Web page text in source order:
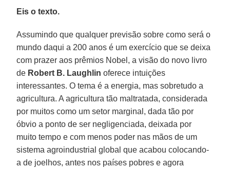
Eis o texto.
Assumindo que qualquer previsão sobre como será o
mundo daqui a 200 anos é um exercício que se deixa
com prazer aos prêmios Nobel, a visão do novo livro
de Robert B. Laughlin oferece intuições
interessantes. O tema é a energia, mas sobretudo a
agricultura. A agricultura tão maltratada, considerada
por muitos como um setor marginal, dada tão por
óbvio a ponto de ser negligenciada, deixada por
muito tempo e com menos poder nas mãos de um
sistema agroindustrial global que acabou colocando-
a de joelhos, antes nos países pobres e agora